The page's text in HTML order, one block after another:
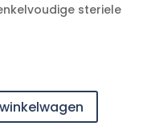
steriele